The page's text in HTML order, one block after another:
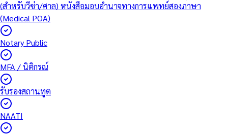
(สำหรับวีซ่า/ศาล) หนังสือมอบอำนาจทางการแพทย์สองภาษา
(Medical POA)
Notary Public
MFA / นิติกรณ์
รับรองสถานทูต
NAATI